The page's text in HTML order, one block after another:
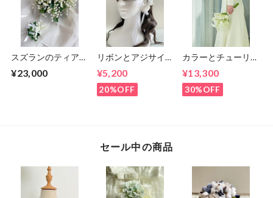
スズランのティアド
トニア
¥23,000
リボンとアジサイの
パーツセット
¥5,200
20%OFF
カラーとチューリッ
韓国風（ブーケとブ
ートニアのセット）
¥13,300
30%OFF
セール中の商品